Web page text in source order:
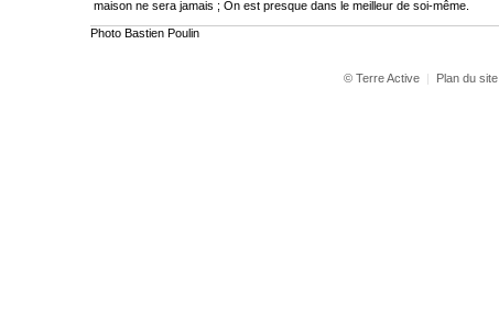
maison ne sera jamais ; On est presque dans le meilleur de soi-même.
Photo Bastien Poulin
© Terre Active | Plan du site